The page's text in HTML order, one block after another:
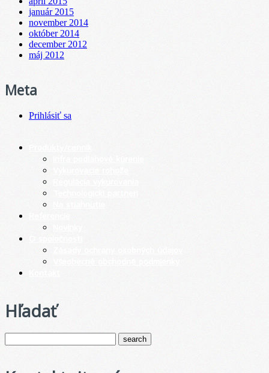
január 2015
november 2014
október 2014
december 2012
máj 2012
Meta
Prihlásiť sa
Hľadať